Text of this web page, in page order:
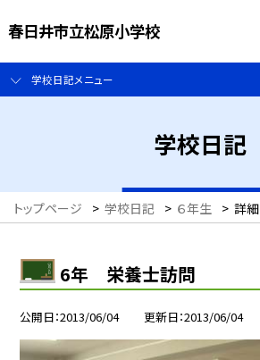
春日井市立松原小学校
学校日記メニュー
学校日記
トップページ > 学校日記 > ６年生 > 詳細
6年 栄養士訪問
公開日 2013/06/04 更新日 2013/06/04